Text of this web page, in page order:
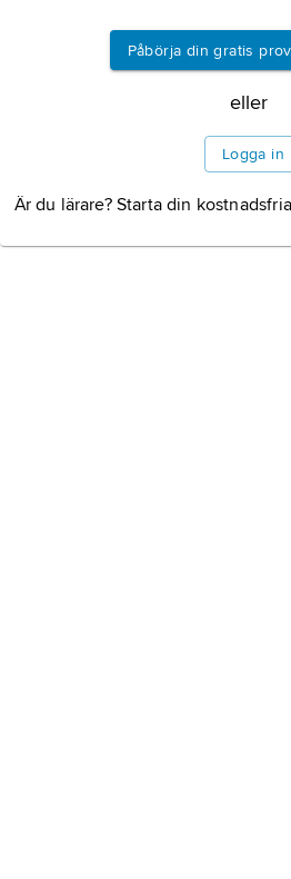
Påbörja din gratis
eller
Logga in
Är du lärare? Starta din